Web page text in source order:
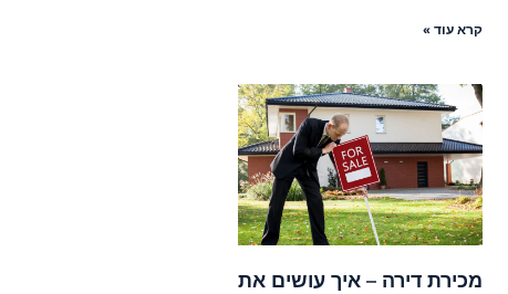
קרא עוד »
מכירת דירה – איך עושים את